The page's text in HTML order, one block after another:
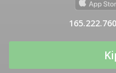
165.222.760